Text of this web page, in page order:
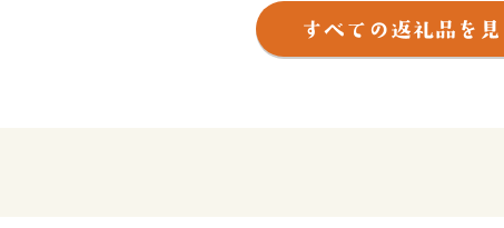
を象徴する風景として知られています。特
ラスから望む「雲海」は素晴らしく、絶景を